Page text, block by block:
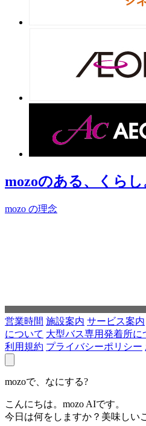
mozoのある、くらし
mozo の理念
営業時間 施設案内 サービス案内
について 大型バス専用発着所に
利用規約 プライバシーポリシー
mozoで、なにする?
こんにちは。mozo AIです。
今日は何をしますか？美味しい